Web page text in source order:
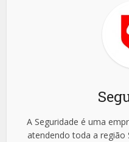
A Seguridade é uma
atendendo toda a região